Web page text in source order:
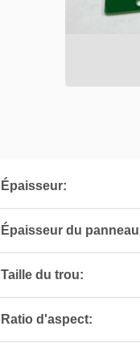
Épaisseur:
Épaisseur du
Taille du trou:
Ratio d'aspect: